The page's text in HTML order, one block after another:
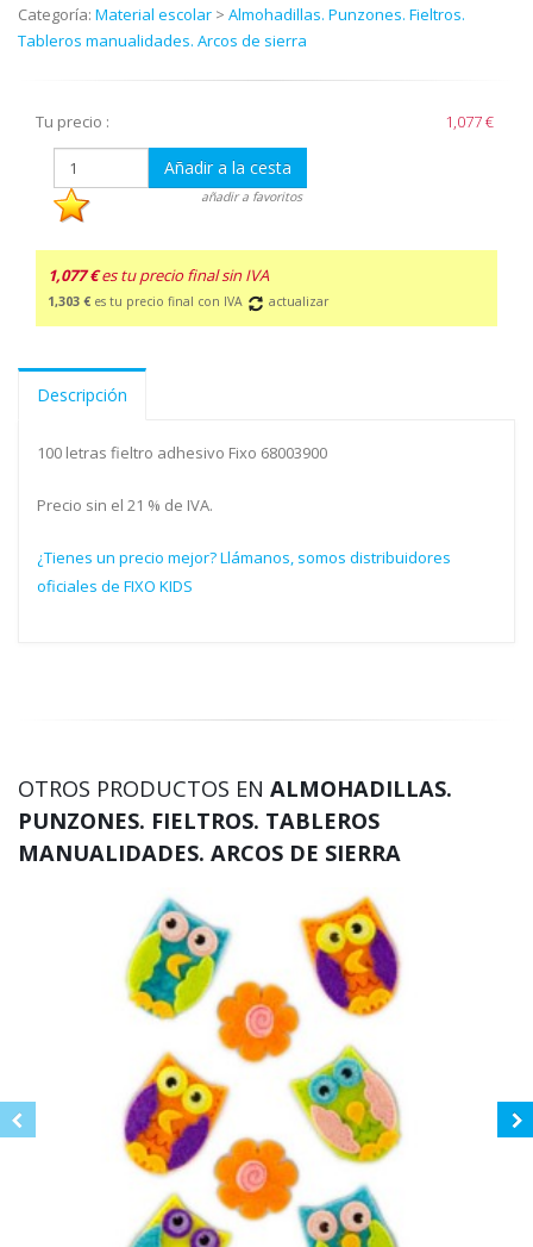
Categoría: Material escolar > Almohadillas. Punzones. Fieltros.
Tableros manualidades. Arcos de sierra
Tu precio : 1,077 €
Añadir a la cesta
añadir a favoritos
1,077 € es tu precio final sin IVA
1,303 € es tu precio final con IVA actualizar
Descripción
100 letras fieltro adhesivo Fixo 68003900
Precio sin el 21 % de IVA.
¿Tienes un precio mejor? Llámanos, somos distribuidores
oficiales de FIXO KIDS
OTROS PRODUCTOS EN ALMOHADILLAS.
PUNZONES. FIELTROS. TABLEROS
MANUALIDADES. ARCOS DE SIERRA